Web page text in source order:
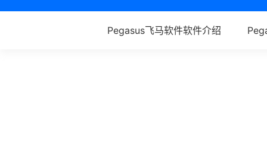
Pegasus飞马软件软件介绍